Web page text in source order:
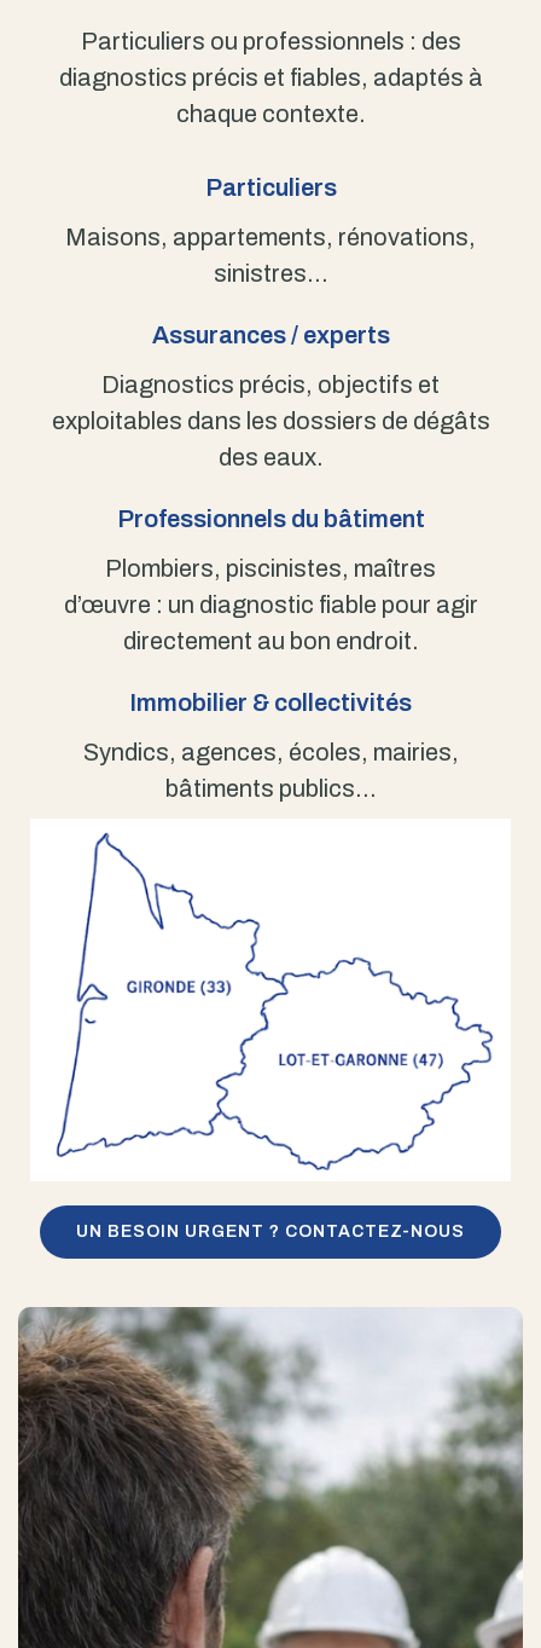
Particuliers ou professionnels : des
diagnostics précis et fiables, adaptés à
chaque contexte.
Particuliers
Maisons, appartements, rénovations,
sinistres…
Assurances / experts
Diagnostics précis, objectifs et
exploitables dans les dossiers de dégâts
des eaux.
Professionnels du bâtiment
Plombiers, piscinistes, maîtres
d’œuvre : un diagnostic fiable pour agir
directement au bon endroit.
Immobilier & collectivités
Syndics, agences, écoles, mairies,
bâtiments publics…
UN BESOIN URGENT ? CONTACTEZ-NOUS